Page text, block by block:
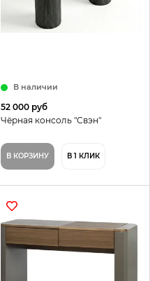
В наличии
52 000 руб
Чёрная консоль "Свэн"
В КОРЗИНУ В 1 КЛИК